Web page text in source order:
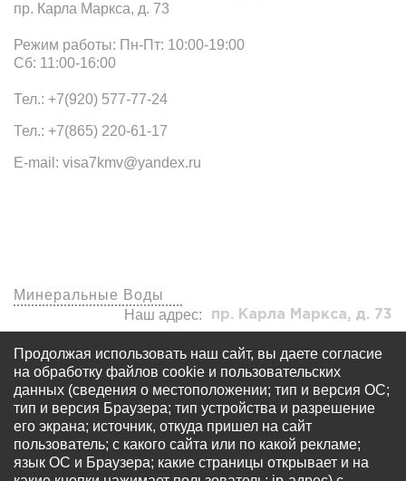
пр. Карла Маркса, д. 73
Режим работы: Пн-Пт: 10:00-19:00
Сб: 11:00-16:00
Тел.: +7(920) 577-77-24
Тел.: +7(865) 220-61-17
E-mail: visa7kmv@yandex.ru
Минеральные Воды
Наш адрес:
пр. Карла Маркса, д. 73
visa7kmv@yandex.ru
+7 (920) 577-77-24
Продолжая использовать наш сайт, вы даете согласие
на обработку файлов cookie и пользовательских
данных (сведения о местоположении; тип и версия ОС;
тип и версия Браузера; тип устройства и разрешение
его экрана; источник, откуда пришел на сайт
пользователь; с какого сайта или по какой рекламе;
язык ОС и Браузера; какие страницы открывает и на